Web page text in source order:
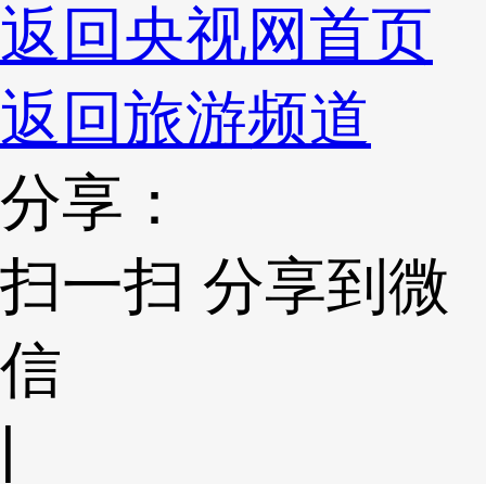
返回央视网首页
返回旅游频道
分享：
扫一扫 分享到微
信
|